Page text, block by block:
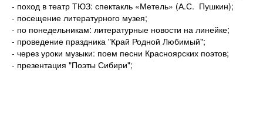
- поход в театр ТЮЗ: спектакль «Метель» (А.С. Пушкин);
- посещение литературного музея;
- по понедельникам: литературные новости на линейке;
- проведение праздника "Край Родной Любимый";
- через уроки музыки: поем песни Красноярских поэтов;
- презентация "Поэты Сибири";